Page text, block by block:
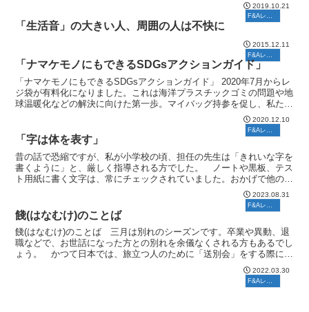
2019.10.21
F&Aレポート
「生活音」の大きい人、周囲の人は不快に
2015.12.11
「ナマケモノにもできるSDGsアクションガイド」
「ナマケモノにもできるSDGsアクションガイド」 2020年7月からレ
ジ袋が有料化になりました。これは海洋プラスチックゴミの問題や地
球温暖化などの解決に向けた第一歩。マイバッグ持参を促し、私たち
2020.12.10
「字は体を表す」
昔の話で恐縮ですが、私が小学校の頃、担任の先生は「きれいな字を
書くように」と、厳しく指導される方でした。 ノートや黒板、テス
ト用紙に書く文字は、常にチェックされていました。おかげで他のク
ラスと比べると、男女問わずクラス全員がきれいな字を書い...2023.08.31
F&Aレポート
餞(はなむけ)のことば
餞(はなむけ)のことば 三月は別れのシーズンです。卒業や異動、退
職などで、お世話になった方との別れを余儀なくされる方もあるでし
ょう。 かつて日本では、旅立つ人のために「送別会」をする際に、
道中の無事を祈って、その人の馬の「鼻」を、これから向...2022.03.30